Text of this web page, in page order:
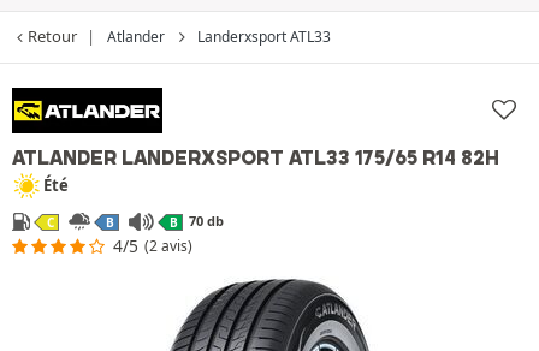
Retour Atlander Landerxsport ATL33
ATLANDER LANDERXSPORT ATL33 175/65 R14 82H
Été
C B B 70 db
4/5 (2 avis)